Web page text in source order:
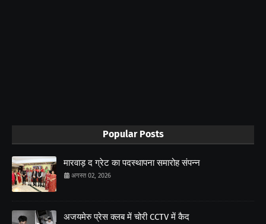
Popular Posts
मारवाड़ द ग्रेट का पदस्थापना समारोह संपन्न
अगस्त 02, 2026
अजयमेरु प्रेस क्लब में चोरी CCTV में कैद